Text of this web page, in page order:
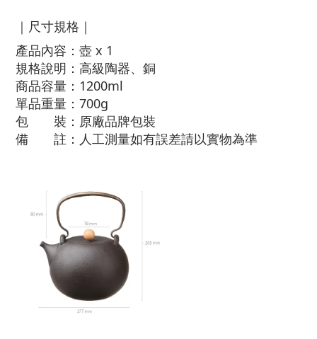
｜尺寸規格｜
產品內容：壺 x 1
規格說明：高級陶器、銅
商品容量：1200ml
單品重量：700g
包 裝：原廠品牌包裝
備 註：人工測量如有誤差請以實物為準